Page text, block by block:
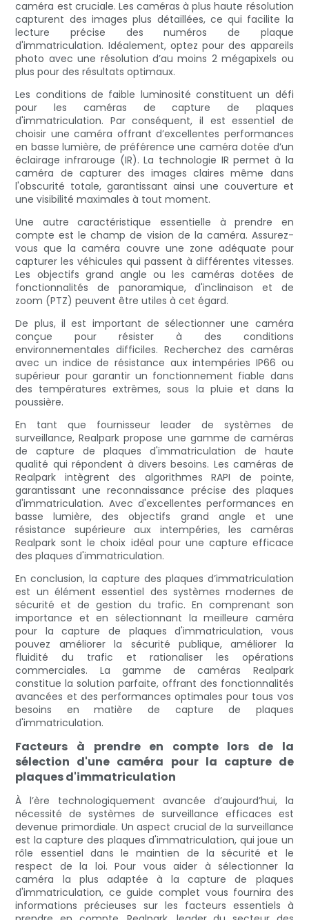
caméra est cruciale. Les caméras à plus haute résolution
capturent des images plus détaillées, ce qui facilite la
lecture précise des numéros de plaque
d'immatriculation. Idéalement, optez pour des appareils
photo avec une résolution d’au moins 2 mégapixels ou
plus pour des résultats optimaux.
Les conditions de faible luminosité constituent un défi
pour les caméras de capture de plaques
d'immatriculation. Par conséquent, il est essentiel de
choisir une caméra offrant d’excellentes performances
en basse lumière, de préférence une caméra dotée d’un
éclairage infrarouge (IR). La technologie IR permet à la
caméra de capturer des images claires même dans
l'obscurité totale, garantissant ainsi une couverture et
une visibilité maximales à tout moment.
Une autre caractéristique essentielle à prendre en
compte est le champ de vision de la caméra. Assurez-
vous que la caméra couvre une zone adéquate pour
capturer les véhicules qui passent à différentes vitesses.
Les objectifs grand angle ou les caméras dotées de
fonctionnalités de panoramique, d'inclinaison et de
zoom (PTZ) peuvent être utiles à cet égard.
De plus, il est important de sélectionner une caméra
conçue pour résister à des conditions
environnementales difficiles. Recherchez des caméras
avec un indice de résistance aux intempéries IP66 ou
supérieur pour garantir un fonctionnement fiable dans
des températures extrêmes, sous la pluie et dans la
poussière.
En tant que fournisseur leader de systèmes de
surveillance, Realpark propose une gamme de caméras
de capture de plaques d'immatriculation de haute
qualité qui répondent à divers besoins. Les caméras de
Realpark intègrent des algorithmes RAPI de pointe,
garantissant une reconnaissance précise des plaques
d'immatriculation. Avec d'excellentes performances en
basse lumière, des objectifs grand angle et une
résistance supérieure aux intempéries, les caméras
Realpark sont le choix idéal pour une capture efficace
des plaques d'immatriculation.
En conclusion, la capture des plaques d’immatriculation
est un élément essentiel des systèmes modernes de
sécurité et de gestion du trafic. En comprenant son
importance et en sélectionnant la meilleure caméra
pour la capture de plaques d'immatriculation, vous
pouvez améliorer la sécurité publique, améliorer la
fluidité du trafic et rationaliser les opérations
commerciales. La gamme de caméras Realpark
constitue la solution parfaite, offrant des fonctionnalités
avancées et des performances optimales pour tous vos
besoins en matière de capture de plaques
d'immatriculation.
Facteurs à prendre en compte lors de la
sélection d'une caméra pour la capture de
plaques d'immatriculation
À l’ère technologiquement avancée d’aujourd’hui, la
nécessité de systèmes de surveillance efficaces est
devenue primordiale. Un aspect crucial de la surveillance
est la capture des plaques d'immatriculation, qui joue un
rôle essentiel dans le maintien de la sécurité et le
respect de la loi. Pour vous aider à sélectionner la
caméra la plus adaptée à la capture de plaques
d'immatriculation, ce guide complet vous fournira des
informations précieuses sur les facteurs essentiels à